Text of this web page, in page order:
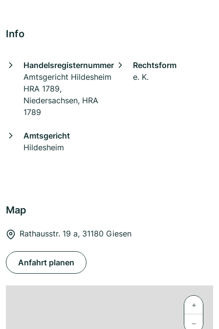
Info
Handelsregisternummer
Amtsgericht Hildesheim
HRA 1789,
Niedersachsen, HRA
1789
Rechtsform
e. K.
Amtsgericht
Hildesheim
Map
Rathausstr. 19 a, 31180 Giesen
Anfahrt planen
+
−